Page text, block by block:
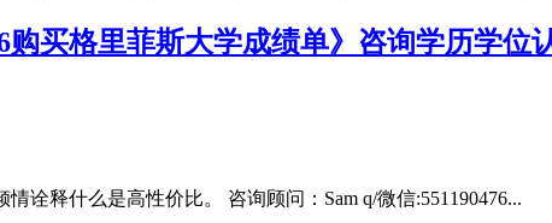
买格里菲斯大学成绩单》咨询学历学位
诠释什么是高性价比。 咨询顾问：Sam q/微信:551190476...